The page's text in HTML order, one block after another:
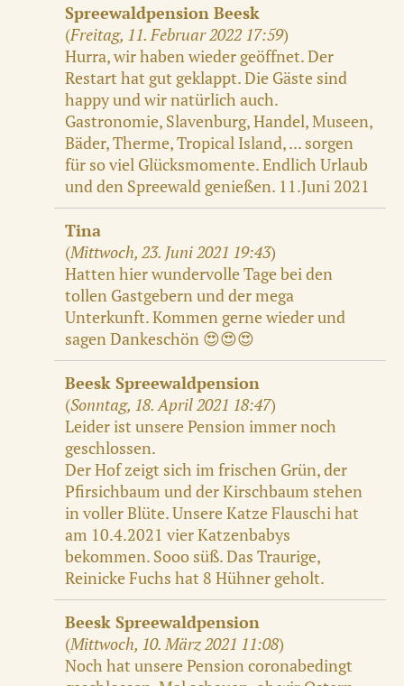
Spreewaldpension Beesk
(Freitag, 11. Februar 2022 17:59)
Hurra, wir haben wieder geöffnet. Der
Restart hat gut geklappt. Die Gäste sind
happy und wir natürlich auch.
Gastronomie, Slavenburg, Handel, Museen,
Bäder, Therme, Tropical Island, ... sorgen
für so viel Glücksmomente. Endlich Urlaub
und den Spreewald genießen. 11.Juni 2021
Tina
(Mittwoch, 23. Juni 2021 19:43)
Hatten hier wundervolle Tage bei den
tollen Gastgebern und der mega
Unterkunft. Kommen gerne wieder und
sagen Dankeschön 😍😍😍
Beesk Spreewaldpension
(Sonntag, 18. April 2021 18:47)
Leider ist unsere Pension immer noch
geschlossen.
Der Hof zeigt sich im frischen Grün, der
Pfirsichbaum und der Kirschbaum stehen
in voller Blüte. Unsere Katze Flauschi hat
am 10.4.2021 vier Katzenbabys
bekommen. Sooo süß. Das Traurige,
Reinicke Fuchs hat 8 Hühner geholt.
Beesk Spreewaldpension
(Mittwoch, 10. März 2021 11:08)
Noch hat unsere Pension coronabedingt